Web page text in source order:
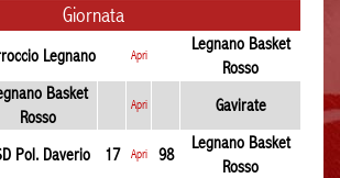
Giornata
Legnano Apri
Legnano Basket
Rosso
Basket
Rosso
Apri
Gavirate
Pol. Daverio 17 Apri 98
Legnano Basket
Rosso